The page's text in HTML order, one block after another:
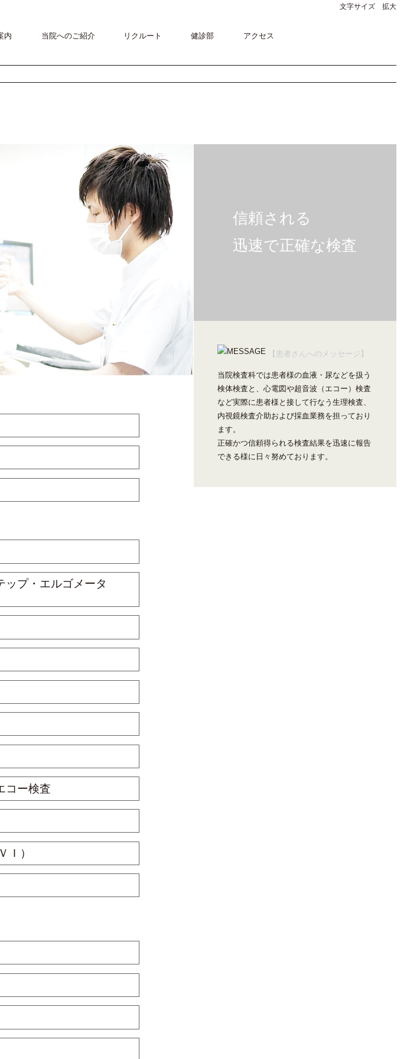
内 当院へのご紹介 リクルート 健診部 アクセス
文字サイズ 拡大
信頼される
迅速で正確な検査
【患者さんへのメッセージ】
当院検査科では患者様の血液・尿などを扱う
検体検査と、心電図や超音波（エコー）検査
など実際に患者様と接して行なう生理検査、
内視鏡検査介助および採血業務を担っており
ます。
正確かつ信頼得られる検査結果を迅速に報告
できる様に日々努めております。
ップ・エルゴメータ
コー検査
Ｉ）